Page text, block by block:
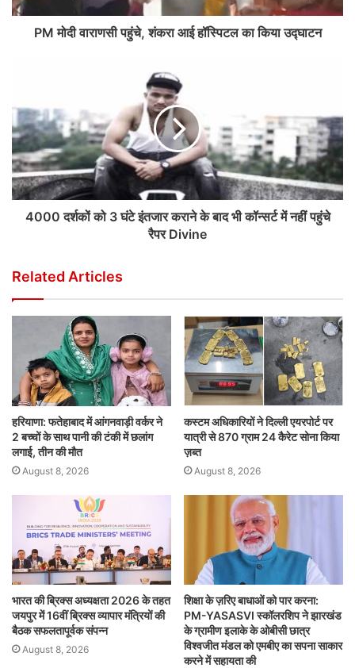
PM मोदी वाराणसी पहुंचे, शंकरा आई हॉस्पिटल का किया उद्घाटन
4000 दर्शकों को 3 घंटे इंतजार कराने के बाद भी कॉन्सर्ट में नहीं पहुंचे
रैपर Divine
Related Articles
हरियाणा: फतेहाबाद में आंगनवाड़ी वर्कर ने
2 बच्चों के साथ पानी की टंकी में छलांग
लगाई, तीन की मौत
August 8, 2026
कस्टम अधिकारियों ने दिल्ली एयरपोर्ट पर
यात्री से 870 ग्राम 24 कैरेट सोना किया
ज़ब्त
August 8, 2026
भारत की ब्रिक्‍स अध्यक्षता 2026 के तहत
जयपुर में 16वीं ब्रिक्‍स व्यापार मंत्रियों की
बैठक सफलतापूर्वक संपन्न
August 8, 2026
शिक्षा के ज़रिए बाधाओं को पार करना:
PM-YASASVI स्कॉलरशिप ने झारखंड
के ग्रामीण इलाके के ओबीसी छात्र
विश्वजीत मंडल को एमबीए का सपना साकार
करने में सहायता की